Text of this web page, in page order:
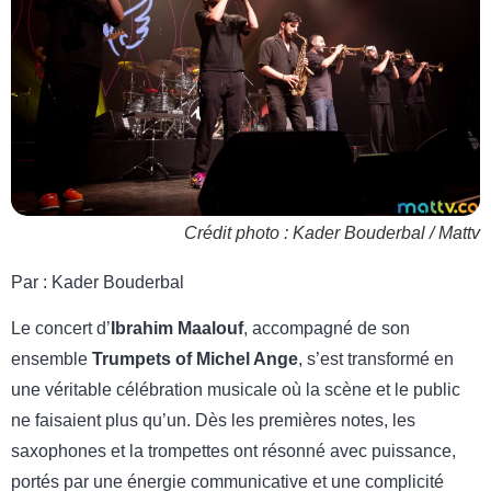
Crédit photo : Kader Bouderbal / Mattv
Par : Kader Bouderbal
Le concert d’ Ibrahim Maalouf, accompagné de son
ensemble Trumpets of Michel Ange, s’est transformé en
une véritable célébration musicale où la scène et le public
ne faisaient plus qu’un. Dès les premières notes, les
saxophones et la trompettes ont résonné avec puissance,
portés par une énergie communicative et une complicité